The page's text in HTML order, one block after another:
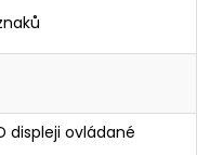
displeji ovládané